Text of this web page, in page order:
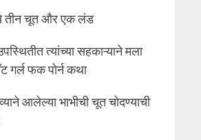
तीन चूत और एक लंड
त्यांच्या सहकाऱ्याने मला
गर्ल फक पोर्न कथा
आलेल्या भाभीची चूत चोदण्याची